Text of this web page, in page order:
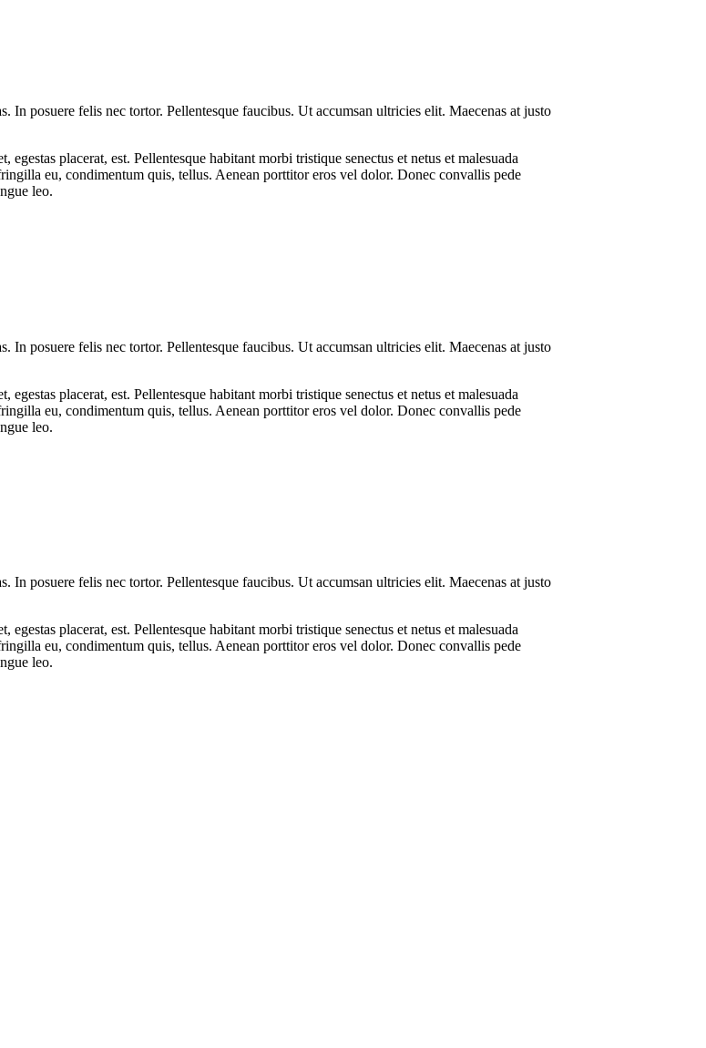
In posuere felis nec tortor. Pellentesque faucibus. Ut accumsan ultricies elit. Maecenas at justo
placerat, est. Pellentesque habitant morbi tristique senectus et netus et malesuada
eu, condimentum quis, tellus. Aenean porttitor eros vel dolor. Donec convallis pede
leo.
In posuere felis nec tortor. Pellentesque faucibus. Ut accumsan ultricies elit. Maecenas at justo
placerat, est. Pellentesque habitant morbi tristique senectus et netus et malesuada
eu, condimentum quis, tellus. Aenean porttitor eros vel dolor. Donec convallis pede
leo.
In posuere felis nec tortor. Pellentesque faucibus. Ut accumsan ultricies elit. Maecenas at justo
placerat, est. Pellentesque habitant morbi tristique senectus et netus et malesuada
eu, condimentum quis, tellus. Aenean porttitor eros vel dolor. Donec convallis pede
leo.